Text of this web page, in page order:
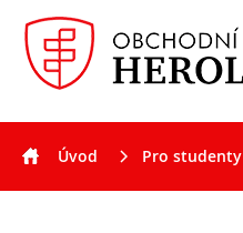
Aktuality
Úvod Pro studenty